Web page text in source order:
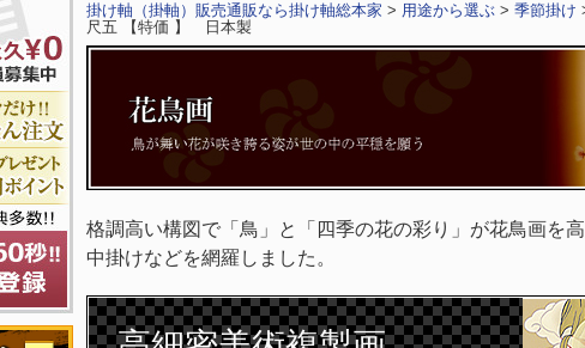
掛け軸（掛軸）販売通販なら掛け軸総本家 > 用途から選ぶ > 季節掛け
尺五 【特価 】 日本製
格調高い構図で「鳥」と「四季の花の彩り」が花鳥画を
中掛けなどを網羅しました。